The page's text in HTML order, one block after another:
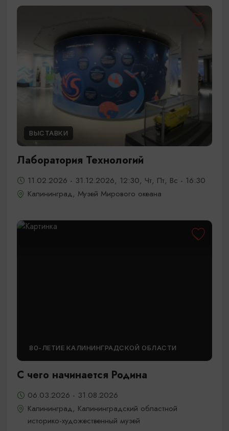
ВЫСТАВКИ
Лаборатория Технологий
11.02.2026 - 31.12.2026, 12:30, Чт, Пт, Вс - 16:30
Калининград, Музей Мирового океана
80-ЛЕТИЕ КАЛИНИНГРАДСКОЙ ОБЛАСТИ
С чего начинается Родина
06.03.2026 - 31.08.2026
Калининград, Калининградский областной
историко-художественный музей